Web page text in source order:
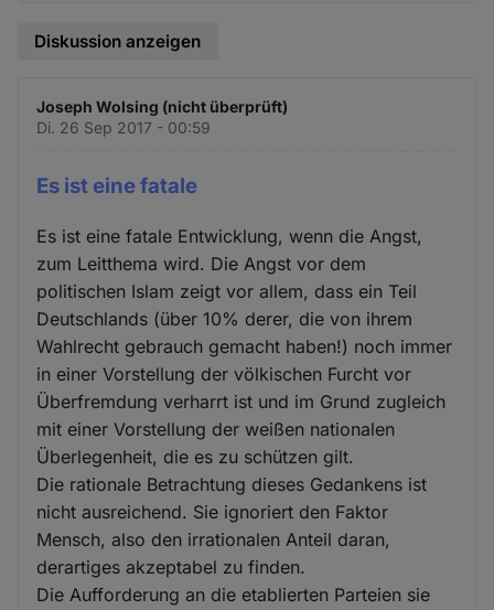
Diskussion anzeigen
Joseph Wolsing (nicht überprüft)
Di. 26 Sep 2017 - 00:59
Es ist eine fatale
Es ist eine fatale Entwicklung, wenn die Angst,
zum Leitthema wird. Die Angst vor dem
politischen Islam zeigt vor allem, dass ein Teil
Deutschlands (über 10% derer, die von ihrem
Wahlrecht gebrauch gemacht haben!) noch immer
in einer Vorstellung der völkischen Furcht vor
Überfremdung verharrt ist und im Grund zugleich
mit einer Vorstellung der weißen nationalen
Überlegenheit, die es zu schützen gilt.
Die rationale Betrachtung dieses Gedankens ist
nicht ausreichend. Sie ignoriert den Faktor
Mensch, also den irrationalen Anteil daran,
derartiges akzeptabel zu finden.
Die Aufforderung an die etablierten Parteien sie